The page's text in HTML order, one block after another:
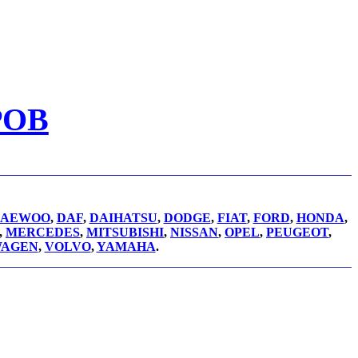
, DAF, DAIHATSU, DODGE, FIAT, FORD, HONDA,
, MERCEDES, MITSUBISHI, NISSAN, OPEL, PEUGEOT,
, VOLVO,YAMAHA.